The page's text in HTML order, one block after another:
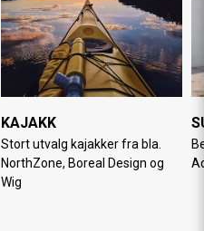
KAJAKK
Stort utvalg kajakker fra bla.
NorthZone, Boreal Design og
Wig